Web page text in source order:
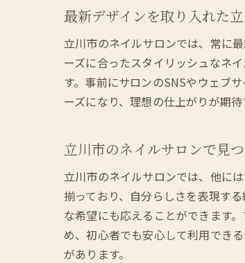
最新デザインを取り入れた
立川市のネイルサロンでは、常に
ーズに合ったスタイリッシュなネ
す。事前にサロンのSNSやウェブ
ーズになり、理想の仕上がりが期
立川市のネイルサロンで見
立川市のネイルサロンでは、他に
揃っており、自分らしさを表現す
な希望にも応えることができます
め、初心者でも安心して利用でき
があります。